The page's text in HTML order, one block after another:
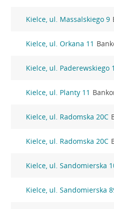
Kielce, ul. Massalskiego 9
Kielce, ul. Orkana 11
Kielce, ul. Paderewskiego
Kielce, ul. Planty 11
Kielce, ul. Radomska 20C
Kielce, ul. Radomska 20C
Kielce, ul. Sandomierska
Kielce, ul. Sandomierska